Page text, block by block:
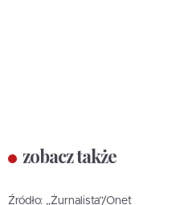
zobacz także
Źródło: „Żurnalista”/Onet